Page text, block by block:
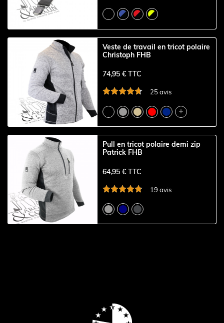
Veste de travail en tricot polaire
Christoph FHB
74,95 € TTC
25 avis

Pull en tricot polaire demi zip
Patrick FHB
64,95 € TTC
19 avis